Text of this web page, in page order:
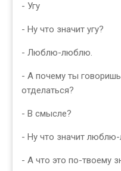
- Угу
- Ну что значит угу?
- Люблю-люблю.
- А почему ты
отделаться?
- В смысле?
- Ну что значит
- А что это по-твоему